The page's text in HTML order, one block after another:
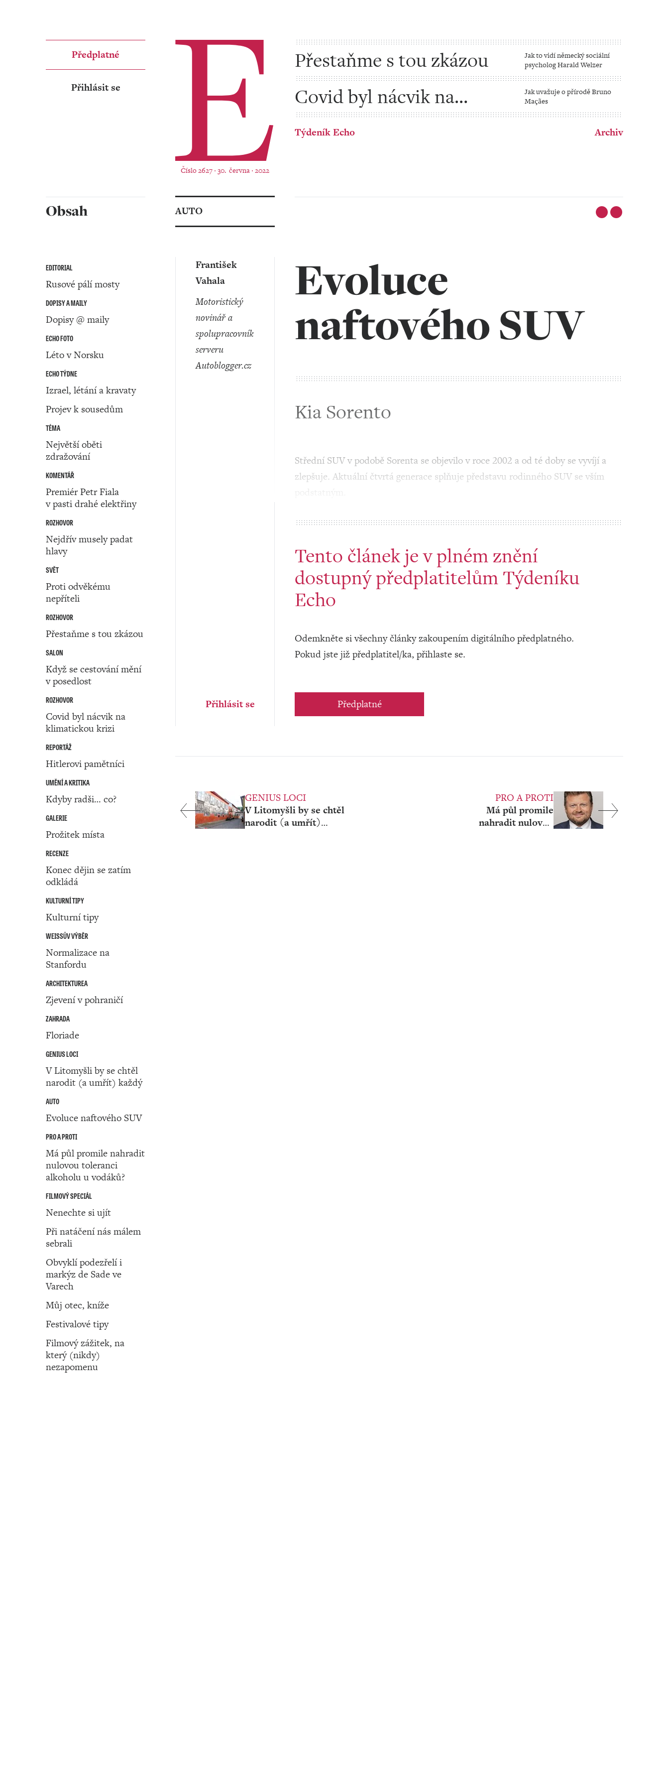
Číslo 2627 ‧ 30. června ‧ 2022
Přestaňme s tou zkázou
Jak to vidí německý sociální
psycholog Harald Welzer
Covid byl nácvik na
klimatickou krizi
Jak uvažuje o přírodě Bruno
Maçães
Týdeník Echo Archiv
Předplatné
Přihlásit se
Obsah
EDITORIAL
Rusové pálí mosty
DOPISY A MAILY
Dopisy @ maily
ECHO FOTO
Léto v Norsku
ECHO TÝDNE
Izrael, létání a kravaty
Projev k sousedům
TÉMA
Největší oběti
zdražování
KOMENTÁŘ
Premiér Petr Fiala
v pasti drahé elektřiny
ROZHOVOR
Nejdřív musely padat
hlavy
SVĚT
Proti odvěkému
nepříteli
ROZHOVOR
Přestaňme s tou zkázou
SALON
Když se cestování mění
v posedlost
ROZHOVOR
Covid byl nácvik na
klimatickou krizi
REPORTÁŽ
Hitlerovi pamětníci
UMĚNÍ A KRITIKA
Kdyby radši… co?
GALERIE
Prožitek místa
RECENZE
Konec dějin se zatím
odkládá
KULTURNÍ TIPY
Kulturní tipy
WEISSŮV VÝBĚR
Normalizace na
Stanfordu
ARCHITEKTUREA
Zjevení v pohraničí
ZAHRADA
Floriade
GENIUS LOCI
V Litomyšli by se chtěl
narodit (a umřít) každý
AUTO
Evoluce naftového SUV
PRO A PROTI
Má půl promile nahradit
nulovou toleranci
alkoholu u vodáků?
FILMOVÝ SPECIÁL
Nenechte si ujít
Při natáčení nás málem
sebrali
Obvyklí podezřelí i
markýz de Sade ve
Varech
Můj otec, kníže
Festivalové tipy
Filmový zážitek, na
který (nikdy)
nezapomenu
AUTO
Evoluce
naftového SUV
Kia Sorento
František
Vahala
motoristický
novinář a
spolupracovník
serveru
Autoblogger.cz
Střední SUV v podobě Sorenta se objevilo v roce 2002 a od té doby se vyvíjí a
zlepšuje. Aktuální čtvrtá generace splňuje představu rodinného SUV se vším
Tento článek je v plném znění
dostupný předplatitelům Týdeníku
Echo
Odemkněte si všechny články zakoupením digitálního předplatného.
Pokud jste již předplatitel/ka, přihlaste se.
Předplatné
Přihlásit se
PRO A PROTI
Má půl promile
nahradit nulovou
GENIUS LOCI
V Litomyšli by se chtěl
narodit (a umřít)